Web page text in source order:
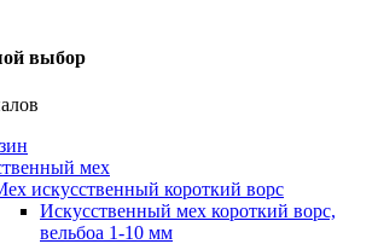
выбор
мех
искусственный короткий ворс
Искусственный мех короткий ворс,
вельбоа 1-10 мм